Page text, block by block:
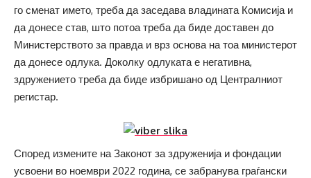
го сменат името, треба да заседава владината Комисија и
да донесе став, што потоа треба да биде доставен до
Министерството за правда и врз основа на тоа министерот
да донесе одлука. Доколку одлуката е негативна,
здружението треба да биде избришано од Централниот
регистар.
Според измените на Законот за здруженија и фондации
усвоени во ноември 2022 година, се забранува граѓански